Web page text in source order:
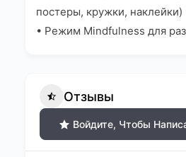
постеры, кружки, наклейки)
• Режим Mindfulness для
Отзывы
Войдите, Чтобы